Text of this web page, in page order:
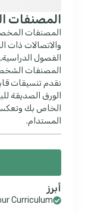
المصنفات
المصنفات
والاتصالات ذات
الفصول الدراسية,
المصنفات
نقدم تنسيقات
الورق الصديقة
الخاص بك وتعكس
المستدام.
أبرز
Curriculum